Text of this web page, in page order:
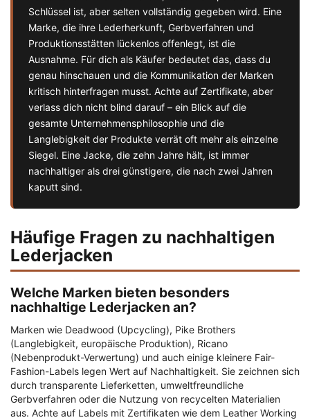
Schlüssel ist, aber selten vollständig gegeben wird. Eine
Marke, die ihre Lederherkunft, Gerbverfahren und
Produktionsstätten lückenlos offenlegt, ist die
Ausnahme. Für dich als Käufer bedeutet das, dass du
genau hinschauen und die Kommunikation der Marken
kritisch hinterfragen musst. Achte auf Zertifikate, aber
verlass dich nicht blind darauf – ein Blick auf die
gesamte Unternehmensphilosophie und die
Langlebigkeit der Produkte verrät oft mehr als einzelne
Siegel. Eine Jacke, die zehn Jahre hält, ist immer
nachhaltiger als drei günstigere, die nach zwei Jahren
kaputt sind.
Häufige Fragen zu nachhaltigen
Lederjacken
Welche Marken bieten besonders
nachhaltige Lederjacken an?
Marken wie Deadwood (Upcycling), Pike Brothers
(Langlebigkeit, europäische Produktion), Ricano
(Nebenprodukt-Verwertung) und auch einige kleinere Fair-
Fashion-Labels legen Wert auf Nachhaltigkeit. Sie zeichnen sich
durch transparente Lieferketten, umweltfreundliche
Gerbverfahren oder die Nutzung von recycelten Materialien
aus. Achte auf Labels mit Zertifikaten wie dem Leather Working